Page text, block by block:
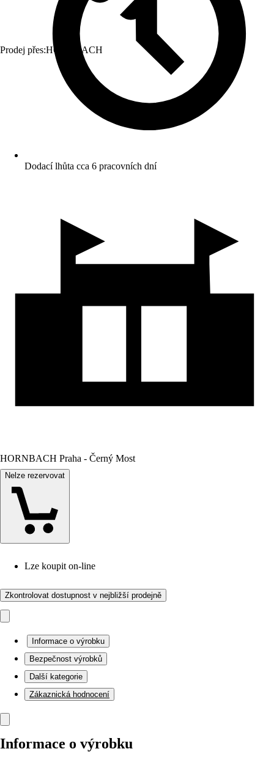
Prodej přes:HORNBACH
Dodací lhůta cca 6 pracovních dní
HORNBACH Praha - Černý Most
Nelze rezervovat
Lze koupit on-line
Zkontrolovat dostupnost v nejbližší prodejně
Informace o výrobku
Bezpečnost výrobků
Další kategorie
Zákaznická hodnocení
Informace o výrobku